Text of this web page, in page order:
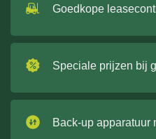
Goedkope
Speciale prijzen bij
Back-up apparatuur